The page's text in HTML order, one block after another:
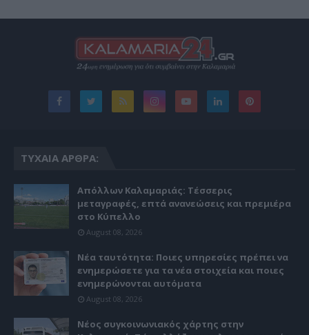
ΤΥΧΑΊΑ ΆΡΘΡΑ:
Απόλλων Καλαμαριάς: Τέσσερις
μεταγραφές, επτά ανανεώσεις και πρεμιέρα
στο Κύπελλο
August 08, 2026
Νέα ταυτότητα: Ποιες υπηρεσίες πρέπει να
ενημερώσετε για τα νέα στοιχεία και ποιες
ενημερώνονται αυτόματα
August 08, 2026
Νέος συγκοινωνιακός χάρτης στην